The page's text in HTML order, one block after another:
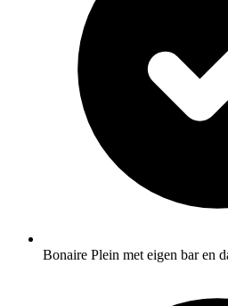
Bonaire Plein met eigen bar en